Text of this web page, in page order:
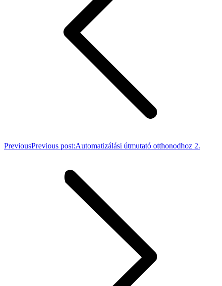
PreviousPrevious post:Automatizálási útmutató otthonodhoz 2.